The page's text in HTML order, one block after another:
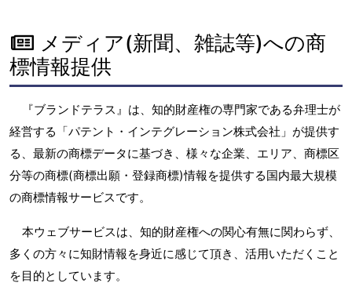
メディア(新聞、雑誌等)への商
標情報提供
『ブランドテラス』は、知的財産権の専門家である弁理士が
経営する「パテント・インテグレーション株式会社」が提供す
る、最新の商標データに基づき、様々な企業、エリア、商標区
分等の商標(商標出願・登録商標)情報を提供する国内最大規模
の商標情報サービスです。
本ウェブサービスは、知的財産権への関心有無に関わらず、
多くの方々に知財情報を身近に感じて頂き、活用いただくこと
を目的としています。